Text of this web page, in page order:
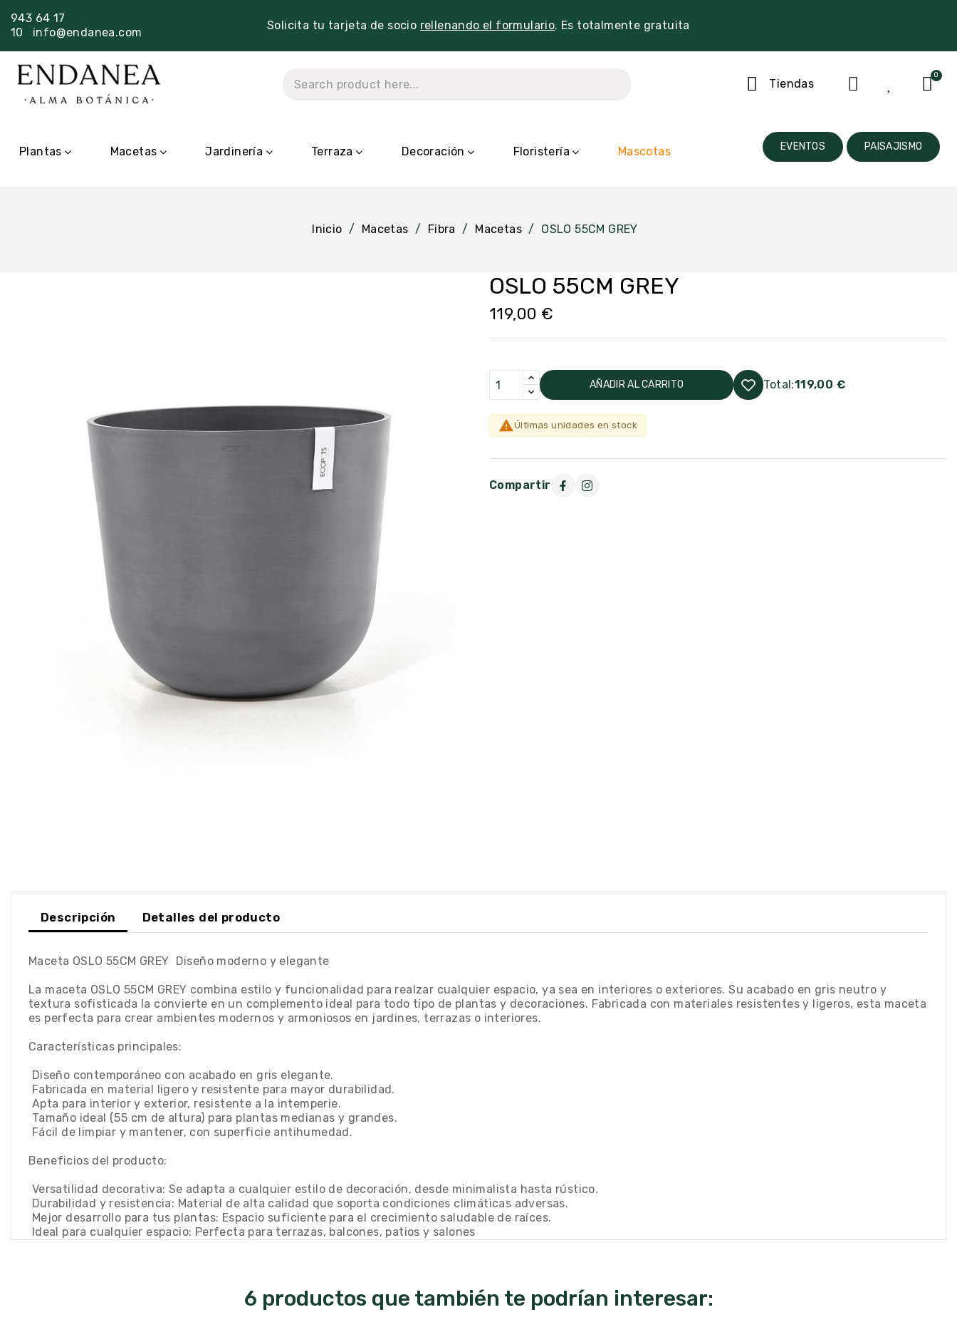
943 64 17
10
info@endanea.com
Solicita tu tarjeta de socio rellenando el formulario. Es totalmente gratuita
Tiendas
Plantas Macetas Jardinería Terraza Decoración Floristería Mascotas EVENTOS PAISAJISMO
Inicio Macetas Fibra Macetas OSLO 55CM GREY
OSLO 55CM GREY
119,00 €
AÑADIR AL CARRITO Total:119,00 €
Últimas unidades en stock
Compartir
Descripción Detalles del producto
Maceta OSLO 55CM GREY  Diseño moderno y elegante
La maceta OSLO 55CM GREY combina estilo y funcionalidad para realzar cualquier espacio, ya sea en interiores o exteriores. Su acabado en gris neutro y
textura sofisticada la convierte en un complemento ideal para todo tipo de plantas y decoraciones. Fabricada con materiales resistentes y ligeros, esta maceta
es perfecta para crear ambientes modernos y armoniosos en jardines, terrazas o interiores.
Características principales:
 Diseño contemporáneo con acabado en gris elegante.
 Fabricada en material ligero y resistente para mayor durabilidad.
 Apta para interior y exterior, resistente a la intemperie.
 Tamaño ideal (55 cm de altura) para plantas medianas y grandes.
 Fácil de limpiar y mantener, con superficie antihumedad.
Beneficios del producto:
 Versatilidad decorativa: Se adapta a cualquier estilo de decoración, desde minimalista hasta rústico.
 Durabilidad y resistencia: Material de alta calidad que soporta condiciones climáticas adversas.
 Mejor desarrollo para tus plantas: Espacio suficiente para el crecimiento saludable de raíces.
 Ideal para cualquier espacio: Perfecta para terrazas, balcones, patios y salones
6 productos que también te podrían interesar: